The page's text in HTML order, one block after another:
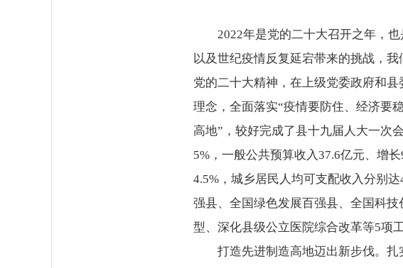
2022年是党的二十大召开之年，
以及世纪疫情反复延宕带来的挑战，
党的二十大精神，在上级党委政府和
理念，全面落实“疫情要防住、经济要
高地”，较好完成了县十九届人大一次
5%，一般公共预算收入37.6亿元、增
4.5%，城乡居民人均可支配收入分别
强县、全国绿色发展百强县、全国科
型、深化县级公立医院综合改革等5项
打造先进制造高地迈出新步伐。